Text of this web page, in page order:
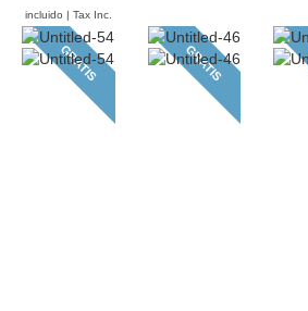
incluido | Tax Inc.
GRATIS GRATIS